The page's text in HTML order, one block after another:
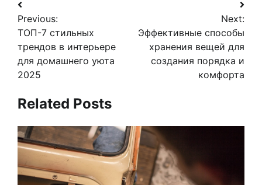
Навигация
по
записям
Previous:
ТОП-7 стильных
трендов в интерьере
для домашнего уюта
2025
Next:
Эффективные способы
хранения вещей для
создания порядка и
комфорта
Related Posts